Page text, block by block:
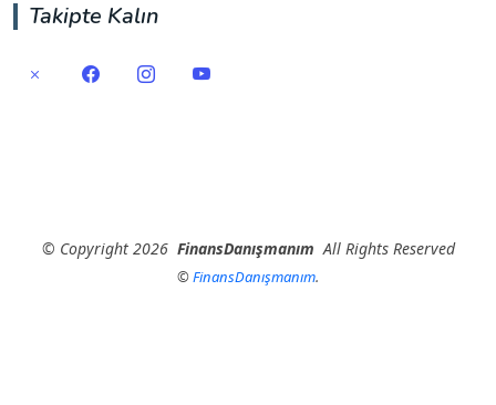
Takipte Kalın
© Copyright2026 FinansDanışmanım All Rights Reserved
©FinansDanışmanım.